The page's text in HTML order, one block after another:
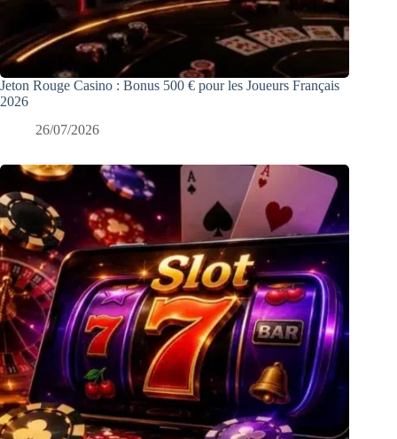
Jeton Rouge Casino : Bonus 500 € pour les Joueurs Français
2026
26/07/2026